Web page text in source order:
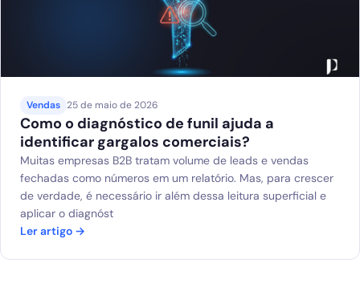
Vendas 25 de maio de 2026
Como o diagnóstico de funil ajuda a
identificar gargalos comerciais?
Muitas empresas B2B tratam volume de leads e vendas
fechadas como números em um relatório. Mas, para crescer
de verdade, é necessário ir além dessa leitura superficial e
aplicar o diagnóst
Ler artigo →